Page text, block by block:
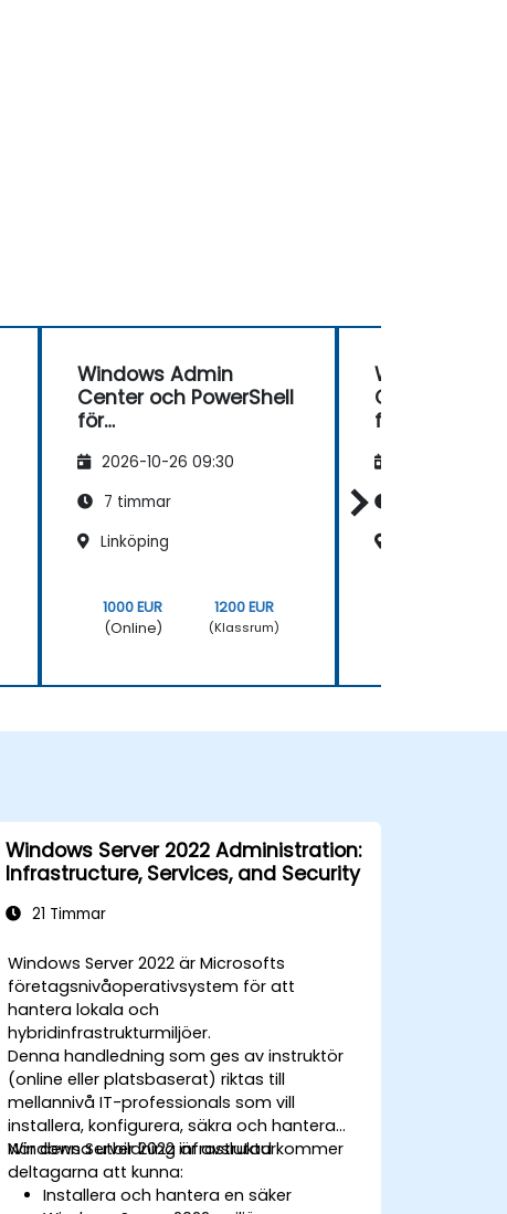
Windows Admin
Center och PowerShell
för
ng2026-10-26 09:30
7 timmar
Linköping
1000 EUR
(Online)
1200 EUR
(Klassrum)
Windows
Center och
för
ng
Windows Server 2022 Administration:
Infrastructure, Services, and Security
21 Timmar
Windows Server 2022 är Microsofts
företagsnivåoperativsystem för att
hantera lokala och
hybridinfrastrukturmiljöer.
Denna handledning som ges av instruktör
(online eller platsbaserat) riktas till
mellannivå IT-professionals som vill
installera, konfigurera, säkra och hantera
Windows Server 2022 infrastruktur.
När denna utbildning är avslutad kommer
deltagarna att kunna:
Installera och hantera en säker